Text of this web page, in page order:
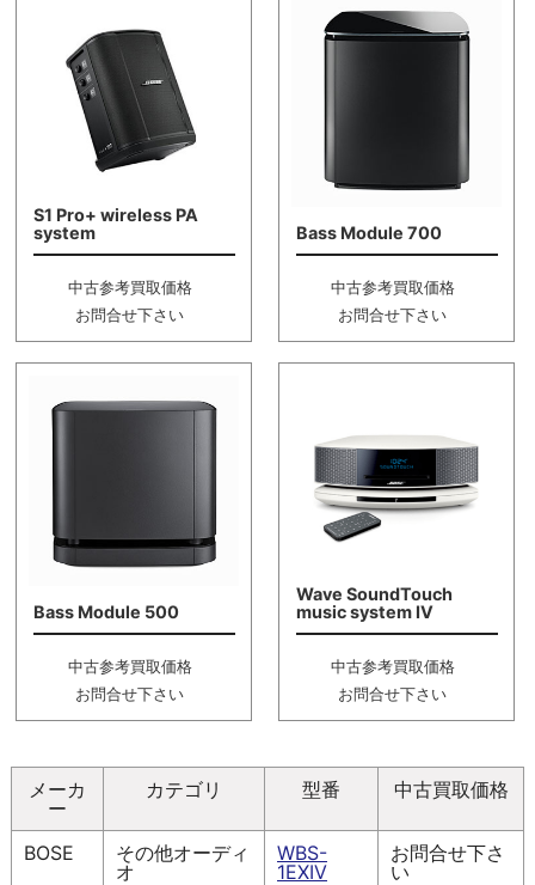
S1 Pro+ wireless PA
system
中古参考買取価格
お問合せ下さい
Bass Module 700
中古参考買取価格
お問合せ下さい
Bass Module 500
中古参考買取価格
お問合せ下さい
Wave SoundTouch
music system IV
中古参考買取価格
お問合せ下さい
メーカ
ー
カテゴリ 型番 中古買取価格
BOSE
その他オーディ
オ
WBS-
1EXIV
お問合せ下さ
い